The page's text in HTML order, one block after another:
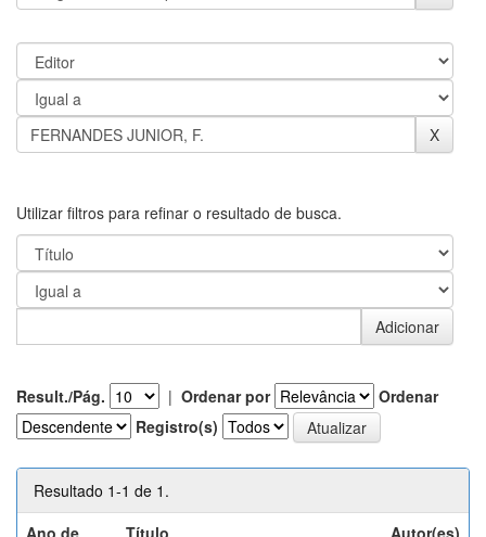
Utilizar filtros para refinar o resultado de busca.
Result./Pág. | Ordenar por
Ordenar
Registro(s)
Resultado 1-1 de 1.
Ano de
Título Autor(es)